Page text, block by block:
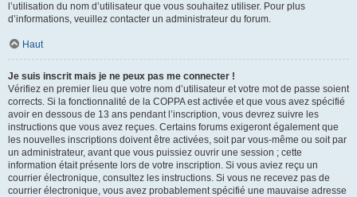
l’utilisation du nom d’utilisateur que vous souhaitez utiliser. Pour plus
d’informations, veuillez contacter un administrateur du forum.
Haut
Je suis inscrit mais je ne peux pas me connecter !
Vérifiez en premier lieu que votre nom d’utilisateur et votre mot de passe soient
corrects. Si la fonctionnalité de la COPPA est activée et que vous avez spécifié
avoir en dessous de 13 ans pendant l’inscription, vous devrez suivre les
instructions que vous avez reçues. Certains forums exigeront également que
les nouvelles inscriptions doivent être activées, soit par vous-même ou soit par
un administrateur, avant que vous puissiez ouvrir une session ; cette
information était présente lors de votre inscription. Si vous aviez reçu un
courrier électronique, consultez les instructions. Si vous ne recevez pas de
courrier électronique, vous avez probablement spécifié une mauvaise adresse